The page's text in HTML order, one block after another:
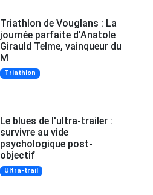
Triathlon de Vouglans : La
journée parfaite d'Anatole
Girauld Telme, vainqueur du
M
Triathlon
Le blues de l'ultra-trailer :
survivre au vide
psychologique post-
objectif
Ultra-trail